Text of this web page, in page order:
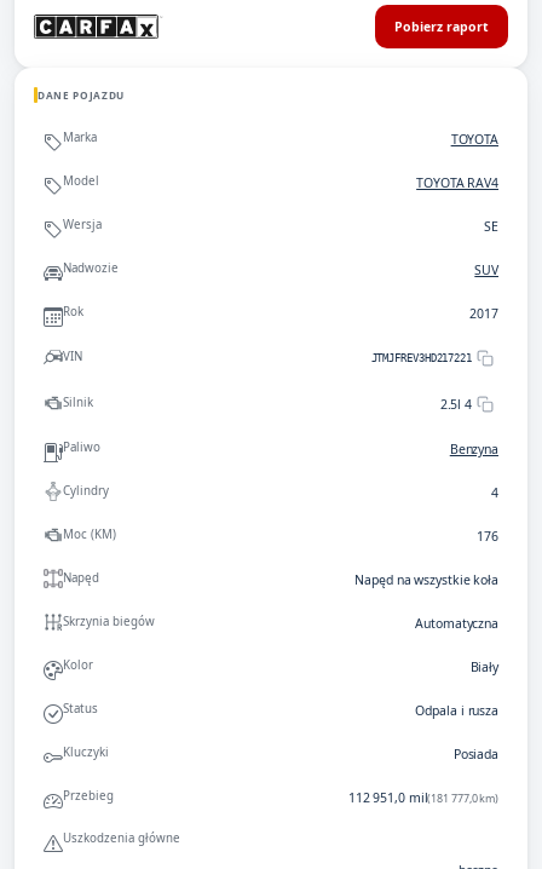
Pobierz raport
DANE POJAZDU
Marka TOYOTA
Model TOYOTA RAV4
Wersja SE
Nadwozie SUV
Rok 2017
VIN JTMJFREV3HD217221
Silnik 2.5l 4
Paliwo Benzyna
Cylindry 4
Moc (KM) 176
Napęd Napęd na wszystkie koła
Skrzynia biegów Automatyczna
Kolor Biały
Status Odpala i rusza
Kluczyki Posiada
Przebieg 112 951,0 mil(181 777,0 km)
Uszkodzenia główne